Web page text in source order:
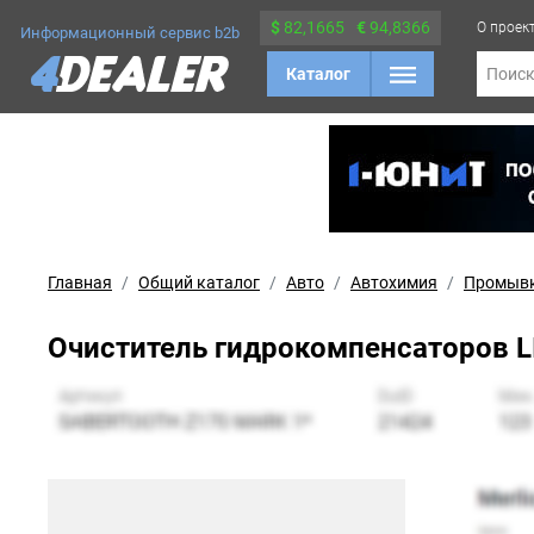
Информационный сервис b2b $ 82,1665 €94,8366
Каталог
О
Поиск
Главная Общий каталог Авто Автохимия
Очиститель гидрокомпенсаторов